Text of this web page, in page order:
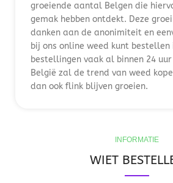
groeiende aantal Belgen die
gemak hebben ontdekt. Deze
danken aan de anonimiteit en
bij ons online weed kunt
bestellingen vaak al binnen 24
België zal de trend van weed
dan ook flink blijven groeien.
INFORMATIE
WIET